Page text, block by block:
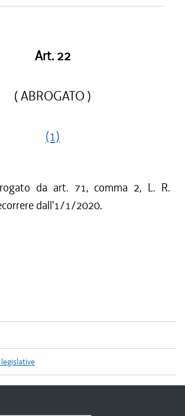
Art. 22
( ABROGATO )
(1)
da art. 71, comma 2, L. R.
dall'1/1/2020.